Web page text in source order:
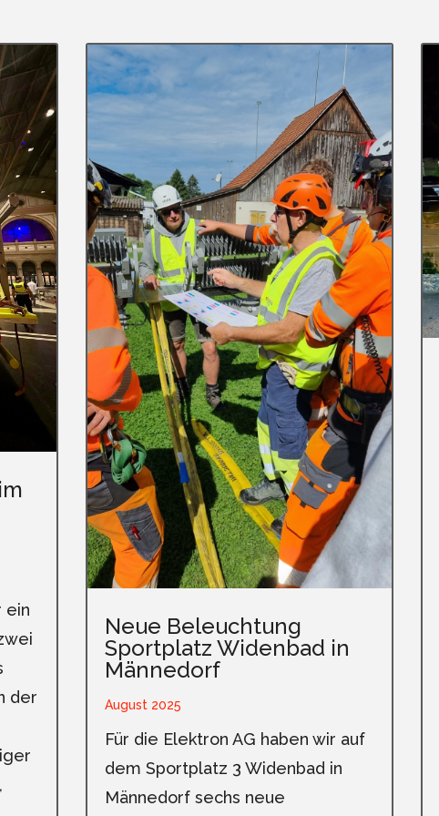
ein
der
Neue Beleuchtung
Sportplatz Widenbad in
Männedorf
August 2025
Für die Elektron AG haben wir auf
dem Sportplatz 3 Widenbad in
Männedorf sechs neue